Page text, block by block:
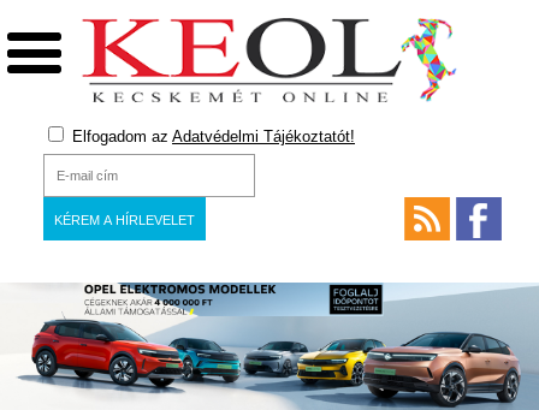
Elfogadom az Adatvédelmi Tájékoztatót!